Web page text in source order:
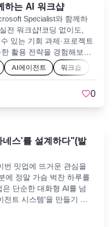
성이 컸던 라이브 데모 세
다 보니 단 5분 만에 스마
성되는 신세계를 목격했
회쉬는 시간과 함께 진행
을 서 주셨습니다. 저자님
주셨고, 독자분들은 평소
밀착된 소통의 시간이 이
신만의 에이전트·봇 운
아니구나!" 하는 깊은 공감
생하는 '검증의 누수(AI가
하는가에 대한 아주 깊이
자아낸 대목이었는데요.
현실적이고 명확했습니
완벽히 판단할 수 없기에,
부분을 보완하고 학습 방
.명확한 '평가 기준(명세)'
기준을 먼저 세워두고,
하는 AI 워크샵
Specialist와 함께하
전 워크샵!코딩 없이도,
있는 기회 과제·프로젝트
활용 전략을 경험해보세
워크샵입니다. 👉 No-
직강👉 AI를 실제 학업과
🎁 5월 28일까지
대급 혜택✨) 🗓️
AI에이전트 워크숍
0
스'를 설계하다"(발
번 밋업에 뜨거운 관심을
에 정말 가슴 벅찬 하루를
단순한 대화형 AI를 넘
트 시스템'을 만들기 위
기획되었습니다. 프롬프
'의 생생한 현장 속으로